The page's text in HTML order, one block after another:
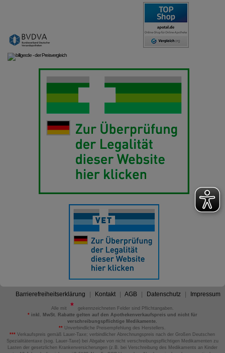
Barrierefreiheitserklärung Kontakt AGB Datenschutz Impressum
Alle mit
gekennzeichneten Felder sind Pflichtangaben.
*inkl. MwSt. Rabatte gelten auf den Apothekenverkaufspreis und nicht für
verschreibungspflichtige Medikamente.
** Unverbindliche Preisempfehlung des Herstellers.
*** Verkaufspreis gemäß Lauer-Taxe; verbindlicher Abrechnungspreis nach der Großen Deutschen
Spezialitätentaxe (sog. Lauer-Taxe) bei Abgabe von nicht verschreibungspflichtigen Medikamenten zu
Lasten der gesetzlichen Krankenversicherungen (z.B. bei Verschreibung des Medikaments an Kinder